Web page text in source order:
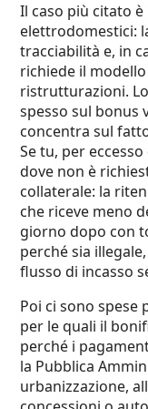
Il caso più citato
elettrodomestici:
tracciabilità e, in
richiede il
ristrutturazioni.
spesso sul bonus
concentra sul
Se tu, per
dove non è
collaterale: la
che riceve meno
giorno dopo con
perché sia
flusso di incasso
Poi ci sono spese
per le quali il
perché i
la Pubblica
urbanizzazione,